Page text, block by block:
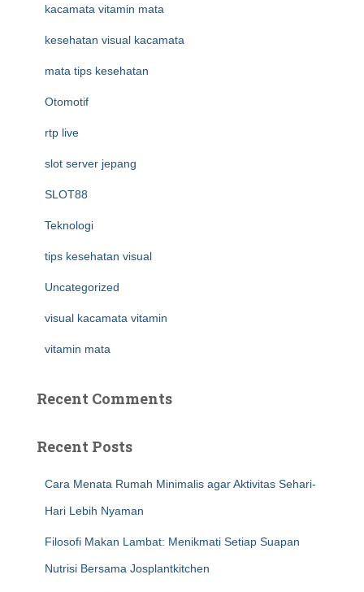
kacamata vitamin mata
kesehatan visual kacamata
mata tips kesehatan
Otomotif
rtp live
slot server jepang
SLOT88
Teknologi
tips kesehatan visual
Uncategorized
visual kacamata vitamin
vitamin mata
Recent Comments
Recent Posts
Cara Menata Rumah Minimalis agar Aktivitas Sehari-
Hari Lebih Nyaman
Filosofi Makan Lambat: Menikmati Setiap Suapan
Nutrisi Bersama Josplantkitchen